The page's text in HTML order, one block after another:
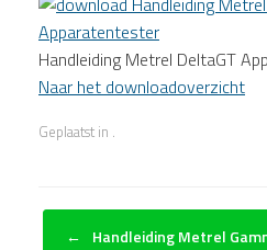
Handleiding Metrel DeltaGT
Naar het downloadoverzicht
Geplaatst in .
Bericht navigatie
← Handleiding Metrel